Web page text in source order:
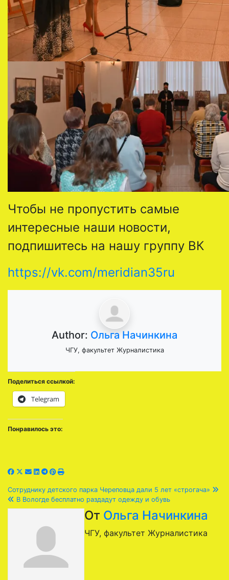
Чтобы не пропустить самые
интересные наши новости,
подпишитесь на нашу группу ВК
https://vk.com/meridian35ru
Author: Ольга Начинкина
ЧГУ, факультет Журналистика
Поделиться ссылкой:
Telegram
Понравилось это:
Навигация
по
записям
Сотруднику детского парка Череповца дали 5 лет «строгача»
В Вологде бесплатно раздадут одежду и обувь
От Ольга Начинкина
ЧГУ, факультет Журналистика